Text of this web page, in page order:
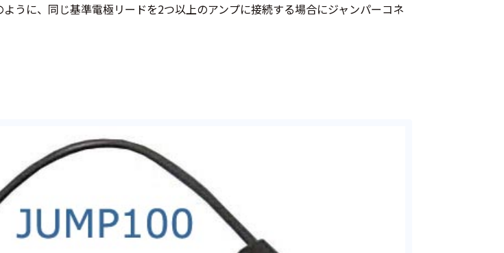
ように、同じ基準電極リードを2つ以上のアンプに接続する場合にジャンパーコネ